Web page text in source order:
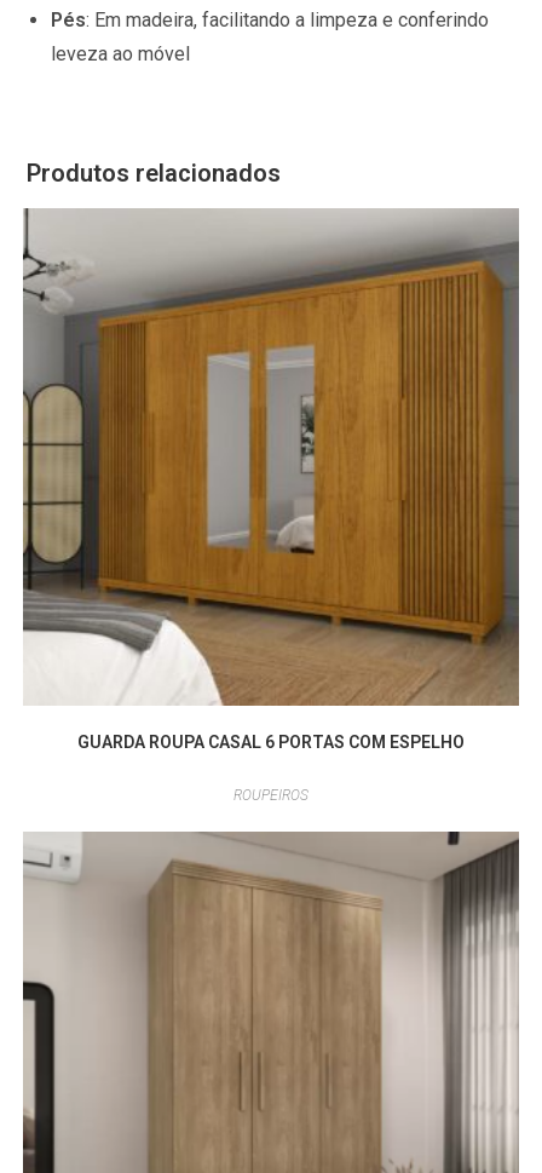
Pés: Em madeira, facilitando a limpeza e conferindo
leveza ao móvel
Produtos relacionados
GUARDA ROUPA CASAL 6 PORTAS COM ESPELHO
ROUPEIROS